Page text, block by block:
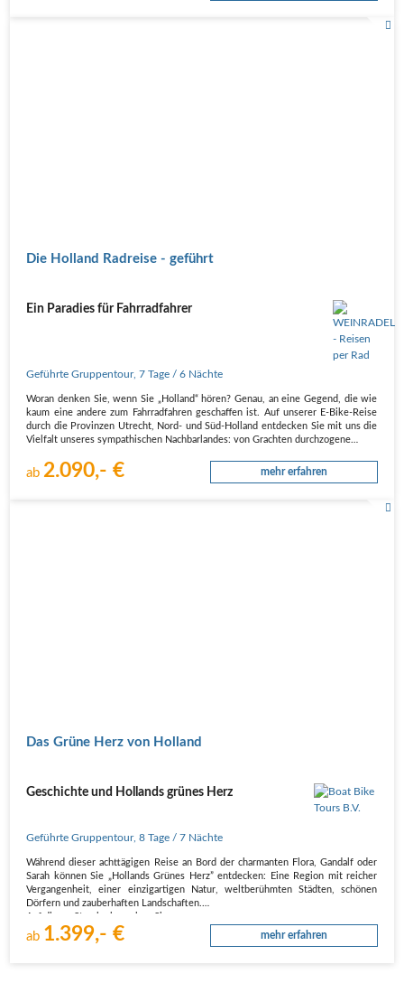
Die Holland Radreise - geführt
Ein Paradies für Fahrradfahrer
Geführte Gruppentour,7 Tage/ 6 Nächte
Woran denken Sie, wenn Sie „Holland“ hören? Genau, an eine Gegend, die wie
kaum eine andere zum Fahrradfahren geschaffen ist. Auf unserer E-Bike-Reise
durch die Provinzen Utrecht, Nord- und Süd-Holland entdecken Sie mit uns die
Vielfalt unseres sympathischen Nachbarlandes: von Grachten durchzogene…
ab2.090,- € mehr erfahren
Das Grüne Herz von Holland
Geschichte und Hollands grünes Herz
Geführte Gruppentour,8 Tage / 7 Nächte
Während dieser achttägigen Reise an Bord der charmanten Flora, Gandalf oder
Sarah können Sie „Hollands Grünes Herz” entdecken: Eine Region mit reicher
Vergangenheit, einer einzigartigen Natur, weltberühmten Städten, schönen
Dörfern und zauberhaften Landschaften.
ab 1.399,- € mehr erfahren